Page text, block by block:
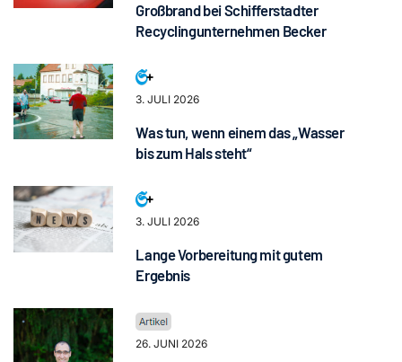
Großbrand bei Schifferstadter
Recyclingunternehmen Becker
3. JULI 2026
Was tun, wenn einem das „Wasser
bis zum Hals steht“
3. JULI 2026
Lange Vorbereitung mit gutem
Ergebnis
26. JUNI 2026